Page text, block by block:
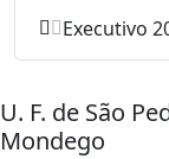
U. F. de São
Mondego